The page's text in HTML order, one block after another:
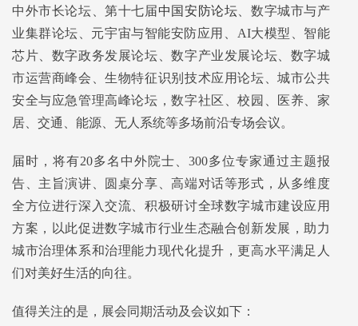
中外市长论坛、第十七届中国安防论坛 、数字城市与产
业集群论坛、元宇宙与智能安防应用、AI大模型、智能
芯片、数字政务发展论坛、数字产业发展论坛、数字城
市运营商峰会、生物特征识别技术应用论坛、城市公共
安全与应急管理高峰论坛，数字社区、校园、医养、家
居、交通、能源、无人系统等多场前沿专场会议。
届时，将有20多名中外院士、300多位专家通过主题报
告、主旨演讲、圆桌分享、高端对话等形式，从多维度
全方位进行深入交流、积极研讨全球数字城市建设应用
方案，以此促进数字城市行业生态融合创新发展，助力
城市治理体系和治理能力现代化提升，更高水平满足人
们对美好生活的向往。
值得关注的是，展会同期活动及会议如下：